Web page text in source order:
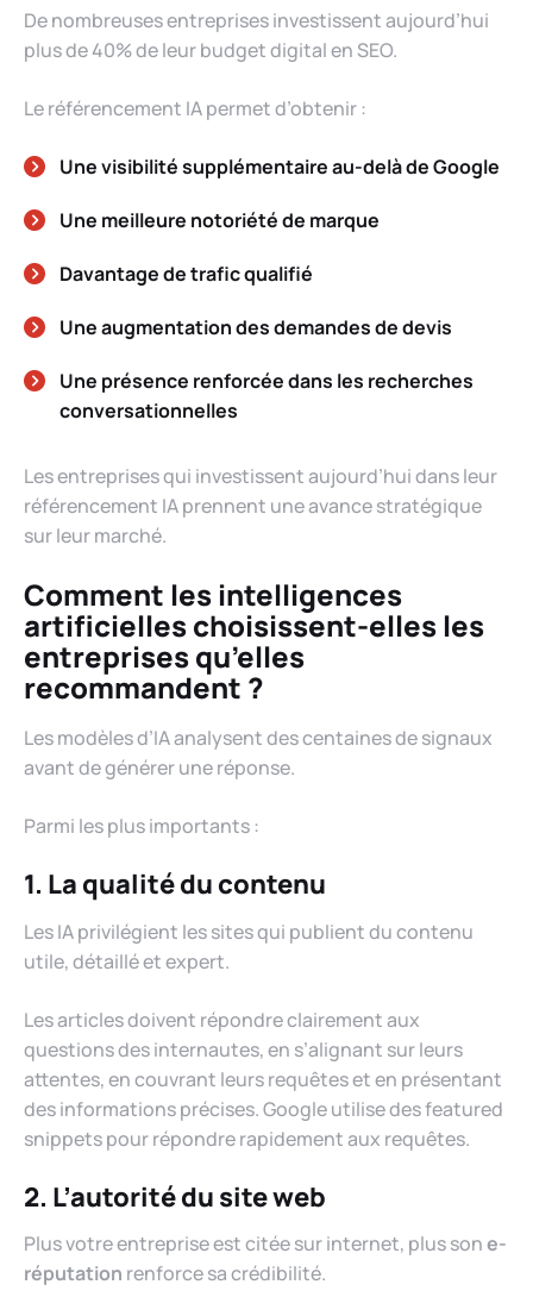
De nombreuses entreprises investissent aujourd’hui
plus de 40% de leur budget digital en SEO.
Le référencement IA permet d’obtenir :
Une visibilité supplémentaire au-delà de Google
Une meilleure notoriété de marque
Davantage de trafic qualifié
Une augmentation des demandes de devis
Une présence renforcée dans les recherches
conversationnelles
Les entreprises qui investissent aujourd’hui dans leur
référencement IA prennent une avance stratégique
sur leur marché.
Comment les intelligences
artificielles choisissent-elles les
entreprises qu’elles
recommandent ?
Les modèles d’IA analysent des centaines de signaux
avant de générer une réponse.
Parmi les plus importants :
1. La qualité du contenu
Les IA privilégient les sites qui publient du contenu
utile, détaillé et expert.
Les articles doivent répondre clairement aux
questions des internautes, en s’alignant sur leurs
attentes, en couvrant leurs requêtes et en présentant
des informations précises. Google utilise des featured
snippets pour répondre rapidement aux requêtes.
2. L’autorité du site web
Plus votre entreprise est citée sur internet, plus sone-
réputation renforce sa crédibilité.